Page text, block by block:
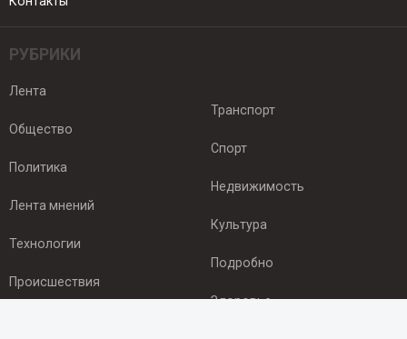
РУБРИКИ
Лента
Общество
Политика
Лента мнений
Технологии
Происшествия
Транспорт
Спорт
Недвижимость
Культура
Подробно
Здоровье